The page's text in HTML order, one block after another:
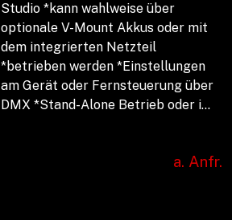
Studio *kann wahlweise über
optionale V-Mount Akkus oder mit
dem integrierten Netzteil
*betrieben werden *Einstellungen
am Gerät oder Fernsteuerung über
DMX *Stand-Alone Betrieb oder i...
a. Anfr.